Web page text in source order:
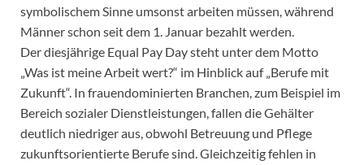
symbolischem Sinne umsonst arbeiten müssen, während
Männer schon seit dem 1. Januar bezahlt werden.
Der diesjährige Equal Pay Day steht unter dem Motto
„Was ist meine Arbeit wert?“ im Hinblick auf „Berufe mit
Zukunft“. In frauendominierten Branchen, zum Beispiel im
Bereich sozialer Dienstleistungen, fallen die Gehälter
deutlich niedriger aus, obwohl Betreuung und Pflege
zukunftsorientierte Berufe sind. Gleichzeitig fehlen in